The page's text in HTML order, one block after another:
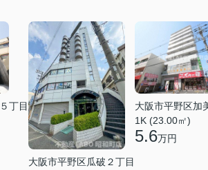
丁目
大阪市平野区瓜破２丁目
大阪市平野区加
1K (23.00㎡)
5.6万円